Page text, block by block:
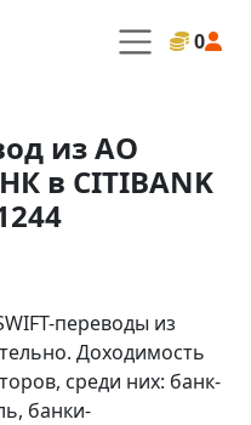
0
из АО
в CITIBANK
переводы из
Доходимость
среди них: банк-
банки-